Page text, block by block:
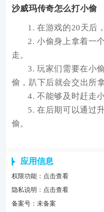
沙威玛传奇怎么打小偷
1.在游戏的20天后
2.小偷身上拿着一
走。
3.玩家们需要在小
偷，趴下后就会交出所
4.不能够及时赶走
5.在后期可以通过
偷。
应用信息
权限功能： 点击查看
隐私说明： 点击查看
备案号：未备案